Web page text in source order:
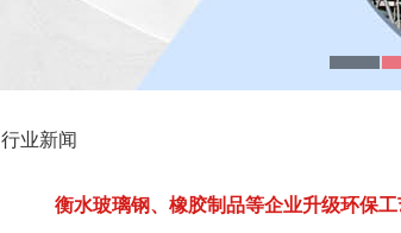
行业新闻
衡水玻璃钢、橡胶制品等企业升级环保工